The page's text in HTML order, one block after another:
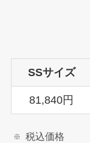
SSサイズ
81,840円
税込価格